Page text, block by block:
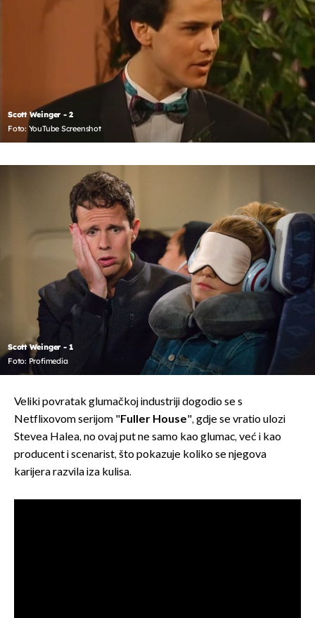
Scott Weinger - 2
Foto: YouTube Screenshot
Scott Weinger - 1
Foto: Profimedia
Veliki povratak glumačkoj industriji dogodio se s
Netflixovom serijom "Fuller House", gdje se vratio ulozi
Stevea Halea, no ovaj put ne samo kao glumac, već i kao
producent i scenarist, što pokazuje koliko se njegova
karijera razvila iza kulisa.